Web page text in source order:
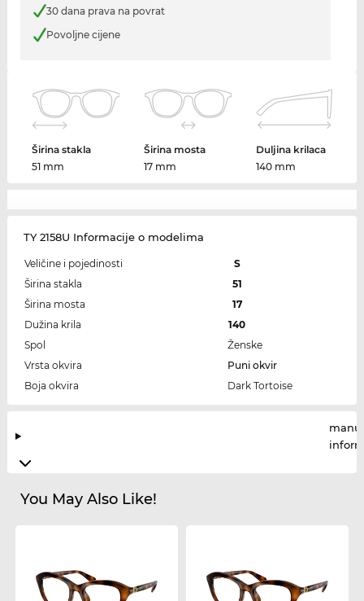
30 dana prava na povrat
Povoljne cijene
Širina stakla
51 mm
Širina mosta
17 mm
Duljina krilaca
140 mm
TY 2158U Informacije o modelima
Veličine i pojedinosti
S
Širina stakla
51
Širina mosta
17
Dužina krila
140
Spol
Ženske
Vrsta okvira
Puni okvir
Boja okvira
Dark Tortoise
You May Also Like!